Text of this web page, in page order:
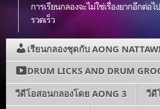
การเรียนกลองจะไม่ใช่เรื่องยากอีกต่
รวดเร็ว
เรียนกลองชุดกับ AONG
DRUM LICKS AND DRUM
วีดีโอสอนกลองโดย AONG 3
วีดี